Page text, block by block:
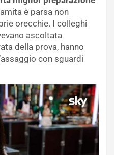
è parsa non
orecchie. I colleghi
ascoltata
della prova, hanno
con sguardi